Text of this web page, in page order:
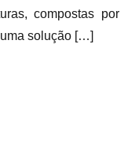
compostas por
solução […]